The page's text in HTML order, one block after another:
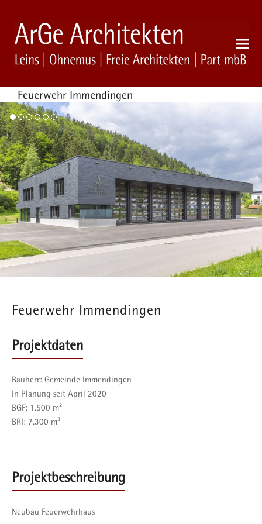
Feuerwehr Immendingen
Feuerwehr Immendingen
Projektdaten
Bauherr: Gemeinde Immendingen
In Planung seit April 2020
BGF: 1.500 m²
BRI: 7.300 m³
Projektbeschreibung
Neubau Feuerwehrhaus